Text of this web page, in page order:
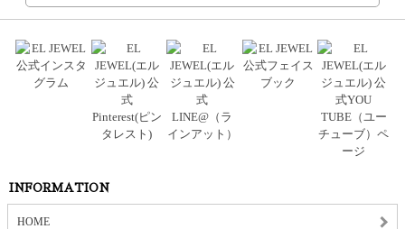
INFORMATION
HOME